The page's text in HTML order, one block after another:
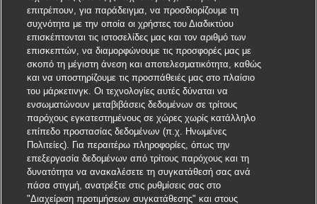
επιτρέπουν, για παράδειγμα, να προσδιορίζουμε τη
συχνότητα με την οποία οι χρήστες του Διαδικτύου
επισκέπτονται τις ιστοσελίδες μας και τον αριθμό των
επισκεπτών, να διαμορφώνουμε τις προσφορές μας με
σκοπό τη μέγιστη άνεση και αποτελεσματικότητα, καθώς
και να υποστηρίζουμε τις προσπάθειές μας στο πλαίσιο
του μάρκετινγκ. Οι τεχνολογίες αυτές δύναται να
ενσωματώνουν μεταβιβάσεις δεδομένων σε τρίτους
παρόχους εγκατεστημένους σε χώρες χωρίς κατάλληλο
επίπεδο προστασίας δεδομένων (π.χ. Ηνωμένες
Πολιτείες). Για περαιτέρω πληροφορίες, όπως την
επεξεργασία δεδομένων από τρίτους παρόχους και τη
δυνατότητα να ανακαλέσετε τη συγκατάθεσή σας ανά
πάσα στιγμή, ανατρέξτε στις ρυθμίσεις σας στο
"Διαχείριση προτιμήσεων συγκατάθεσης" και στους